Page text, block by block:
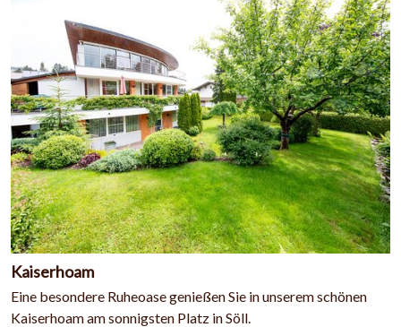
Kaiserhoam
Eine besondere Ruheoase genießen Sie in unserem schönen
Kaiserhoam am sonnigsten Platz in Söll.